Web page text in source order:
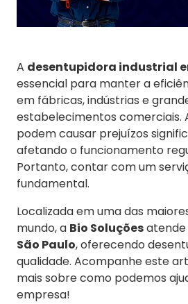
A desentupidora industrial
essencial para manter a
em fábricas, indústrias e
estabelecimentos comerciais.
podem causar prejuízos
afetando o funcionamento
Portanto, contar com um
fundamental.
Localizada em uma das
mundo, a Bio Soluçõesatende
São Paulo, oferecendo
qualidade. Acompanhe este
mais sobre como podemos
empresa!